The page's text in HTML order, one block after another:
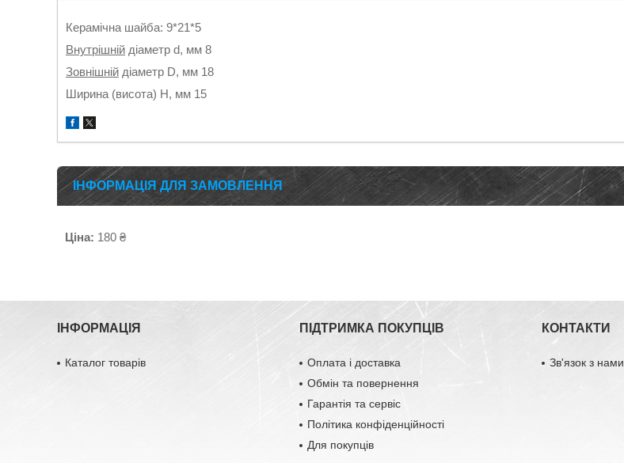
Керамічна шайба: 9*21*5
Внутрішній діаметр d, мм 8
Зовнішній діаметр D, мм 18
Ширина (висота) H, мм 15
ІНФОРМАЦІЯ ДЛЯ ЗАМОВЛЕННЯ
Ціна: 180 ₴
ІНФОРМАЦІЯ
Каталог товарів
ПІДТРИМКА ПОКУПЦІВ
Оплата і доставка
Обмін та повернення
Гарантія та сервіс
Політика конфіденційності
Для покупців
КОНТАКТИ
Зв'язок з нами